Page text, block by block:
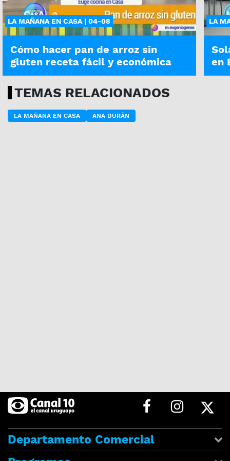
LA MAÑANA EN CASA | 04-08
Cómo hacer pan de arroz sin
gluten receta fácil y económica
LA
en
TEMAS RELACIONADOS
LA MAÑANA EN CASA ANA DURÁN
Departamento Comercial